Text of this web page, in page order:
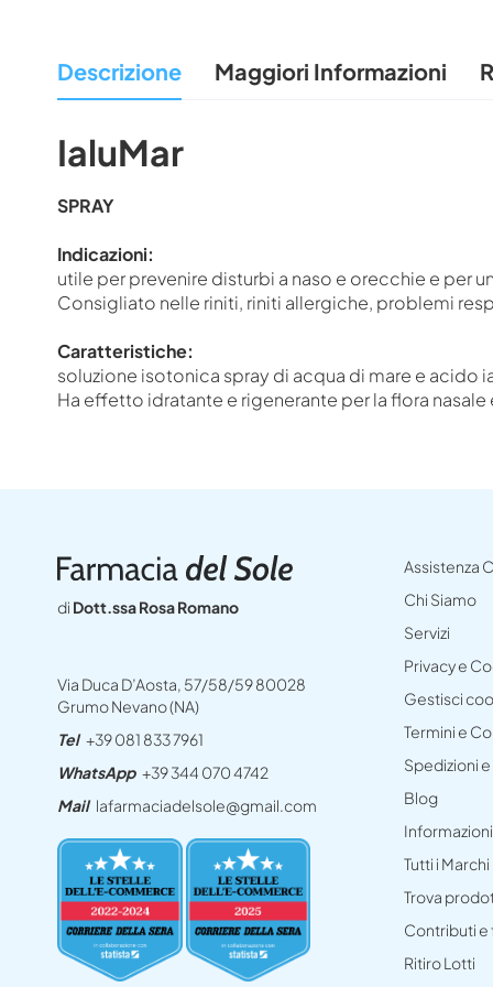
galleria
di
Descrizione
IaluMar
SPRAY
Indicazioni:
utile per prevenire disturbi a naso e orecchie e per
Consigliato nelle riniti, riniti allergiche, problemi
Caratteristiche:
soluzione isotonica spray di acqua di mare e acido
Ha effetto idratante e rigenerante per la flora nasale
Maggiori Informazioni
di Dott.ssa Rosa Romano
Via Duca D’Aosta, 57/58/59 80028
Grumo Nevano (NA)
Tel +39 081 833 7961
WhatsApp +39 344 070 4742
Mail lafarmaciadelsole@gmail.com
Assistenza
Chi Siamo
Servizi
Privacy e
Gestisci
Termini e
Spedizioni
Blog
Tutti i Marchi
Trova
Contributi e
Ritiro Lotti